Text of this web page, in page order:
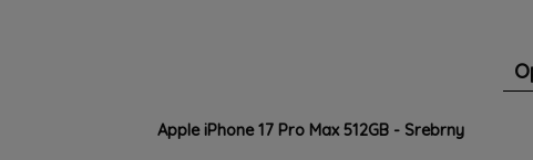
Apple iPhone 17 Pro Max 512GB - Srebrny